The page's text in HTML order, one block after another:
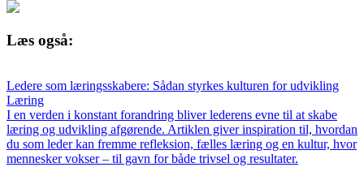
Læs også:
Ledere som læringsskabere: Sådan styrkes kulturen for udvikling
Læring
I en verden i konstant forandring bliver lederens evne til at skabe
læring og udvikling afgørende. Artiklen giver inspiration til, hvordan
du som leder kan fremme refleksion, fælles læring og en kultur, hvor
mennesker vokser – til gavn for både trivsel og resultater.